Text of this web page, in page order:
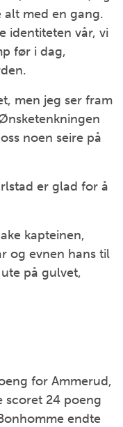
alt med en gang.
identiteten vår, vi
før i dag,
men jeg ser fram
noen seire på
er glad for å
kapteinen,
og evnen hans til
på gulvet,
for Ammerud,
scoret 24 poeng
endte